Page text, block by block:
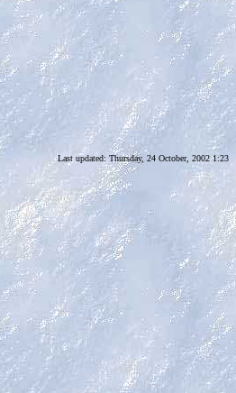
Last updated: Thursday, 24 October, 2002 1:23